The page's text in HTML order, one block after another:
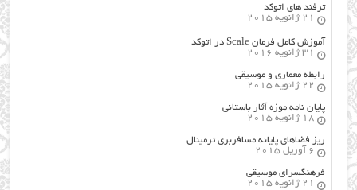
ترفند های اتوکد
21 ژانویه 2015
آموزش کامل فرمان Scale در اتوکد
31 ژانویه 2016
رابطه معماری و موسیقی
22 ژانویه 2015
پایان نامه موزه آثار باستانی
18 ژانویه 2015
ریز فضاهای پایانه مسافربری ترمینال
6 آوریل 2015
فرهنگسراي موسيقي
21 ژانویه 2015